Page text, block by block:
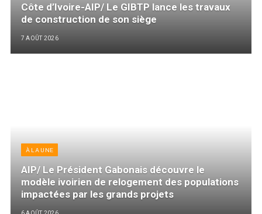
Côte d’Ivoire-AIP/ Le GIBTP lance les travaux
de construction de son siège
7 AOÛT 2026
À LA UNE
AIP/ Le Président Gabonais découvre le
modèle ivoirien de relogement des populations
impactées par les grands projets